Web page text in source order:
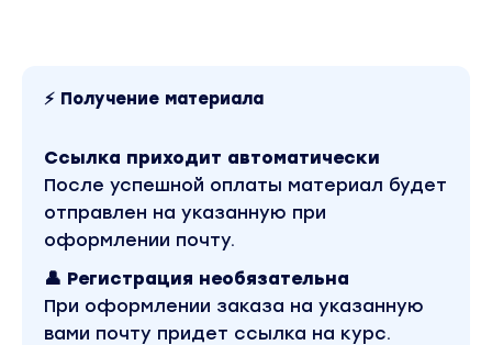
доступен за 490 рублей. Обучающий курс
входит в рубрику «Инвестиции, Трейдинг,
можно найти через поиск по сайту.
⚡ Получение материала
Ссылка приходит автоматически
После успешной оплаты материал будет
отправлен на указанную при
оформлении почту.
👤 Регистрация необязательна
При оформлении заказа на указанную
вами почту придет ссылка на курс.